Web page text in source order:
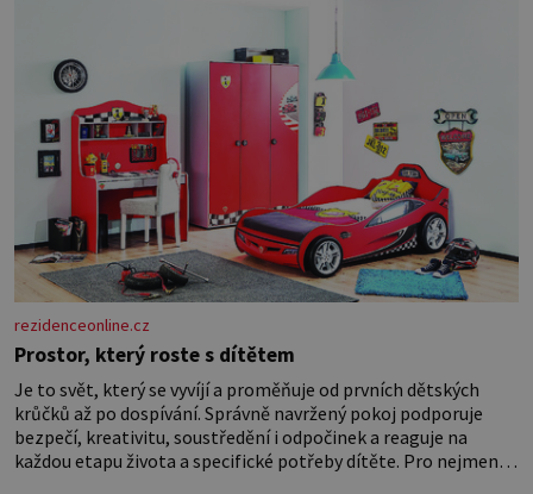
rezidenceonline.cz
Prostor, který roste s dítětem
Je to svět, který se vyvíjí a proměňuje od prvních dětských
krůčků až po dospívání. Správně navržený pokoj podporuje
bezpečí, kreativitu, soustředění i odpočinek a reaguje na
každou etapu života a specifické potřeby dítěte. Pro nejmenší